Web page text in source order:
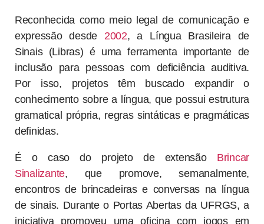
Reconhecida como meio legal de comunicação e
expressão desde 2002, a Língua Brasileira de
Sinais (Libras) é uma ferramenta importante de
inclusão para pessoas com deficiência auditiva.
Por isso, projetos têm buscado expandir o
conhecimento sobre a língua, que possui estrutura
gramatical própria, regras sintáticas e pragmáticas
definidas.
É o caso do projeto de extensão Brincar
Sinalizante, que promove, semanalmente,
encontros de brincadeiras e conversas na língua
de sinais. Durante o Portas Abertas da UFRGS, a
iniciativa promoveu uma oficina com jogos em